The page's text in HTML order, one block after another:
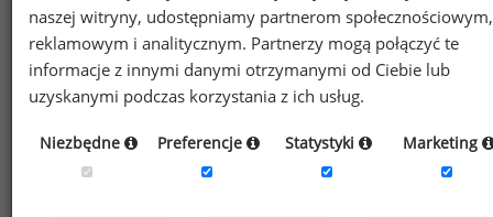
naszej witryny, udostępniamy partnerom społecznościowym,
reklamowym i analitycznym. Partnerzy mogą połączyć te
informacje z innymi danymi otrzymanymi od Ciebie lub
uzyskanymi podczas korzystania z ich usług.
Niezbędne Preferencje Statystyki Marketing